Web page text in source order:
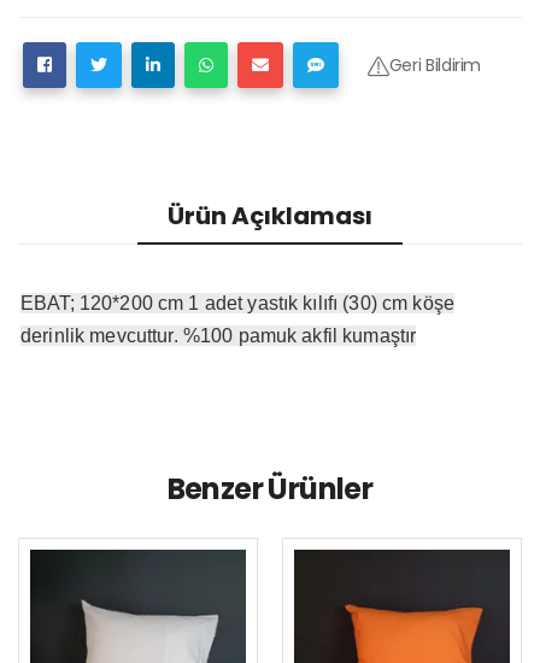
Geri Bildirim
Ürün Açıklaması
EBAT; 120*200 cm 1 adet yastık kılıfı (30) cm köşe
derinlik mevcuttur. %100 pamuk akfil kumaştır
Benzer Ürünler